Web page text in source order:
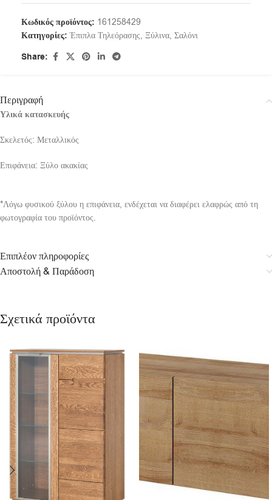
Κωδικός προϊόντος: 161258429
Κατηγορίες: Έπιπλα Τηλεόρασης, Ξύλινα, Σαλόνι
Share:
Περιγραφή
Υλικά κατασκευής
Σκελετός: Μεταλλικός
Επιφάνεια: Ξύλο ακακίας
*Λόγω φυσικού ξύλου η επιφάνεια, ενδέχεται να διαφέρει ελαφρώς από τη
φωτογραφία του προϊόντος.
Επιπλέον πληροφορίες
Αποστολή & Παράδοση
Σχετικά προϊόντα